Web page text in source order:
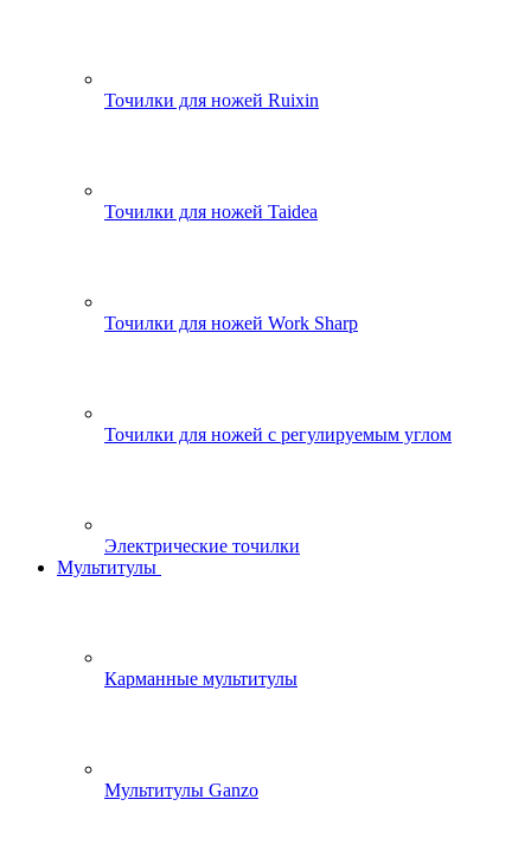
Точилки для ножей Ruixin
Точилки для ножей Taidea
Точилки для ножей Work Sharp
Точилки для ножей с регулируемым углом
Электрические точилки
Мультитулы
Карманные мультитулы
Мультитулы Ganzo